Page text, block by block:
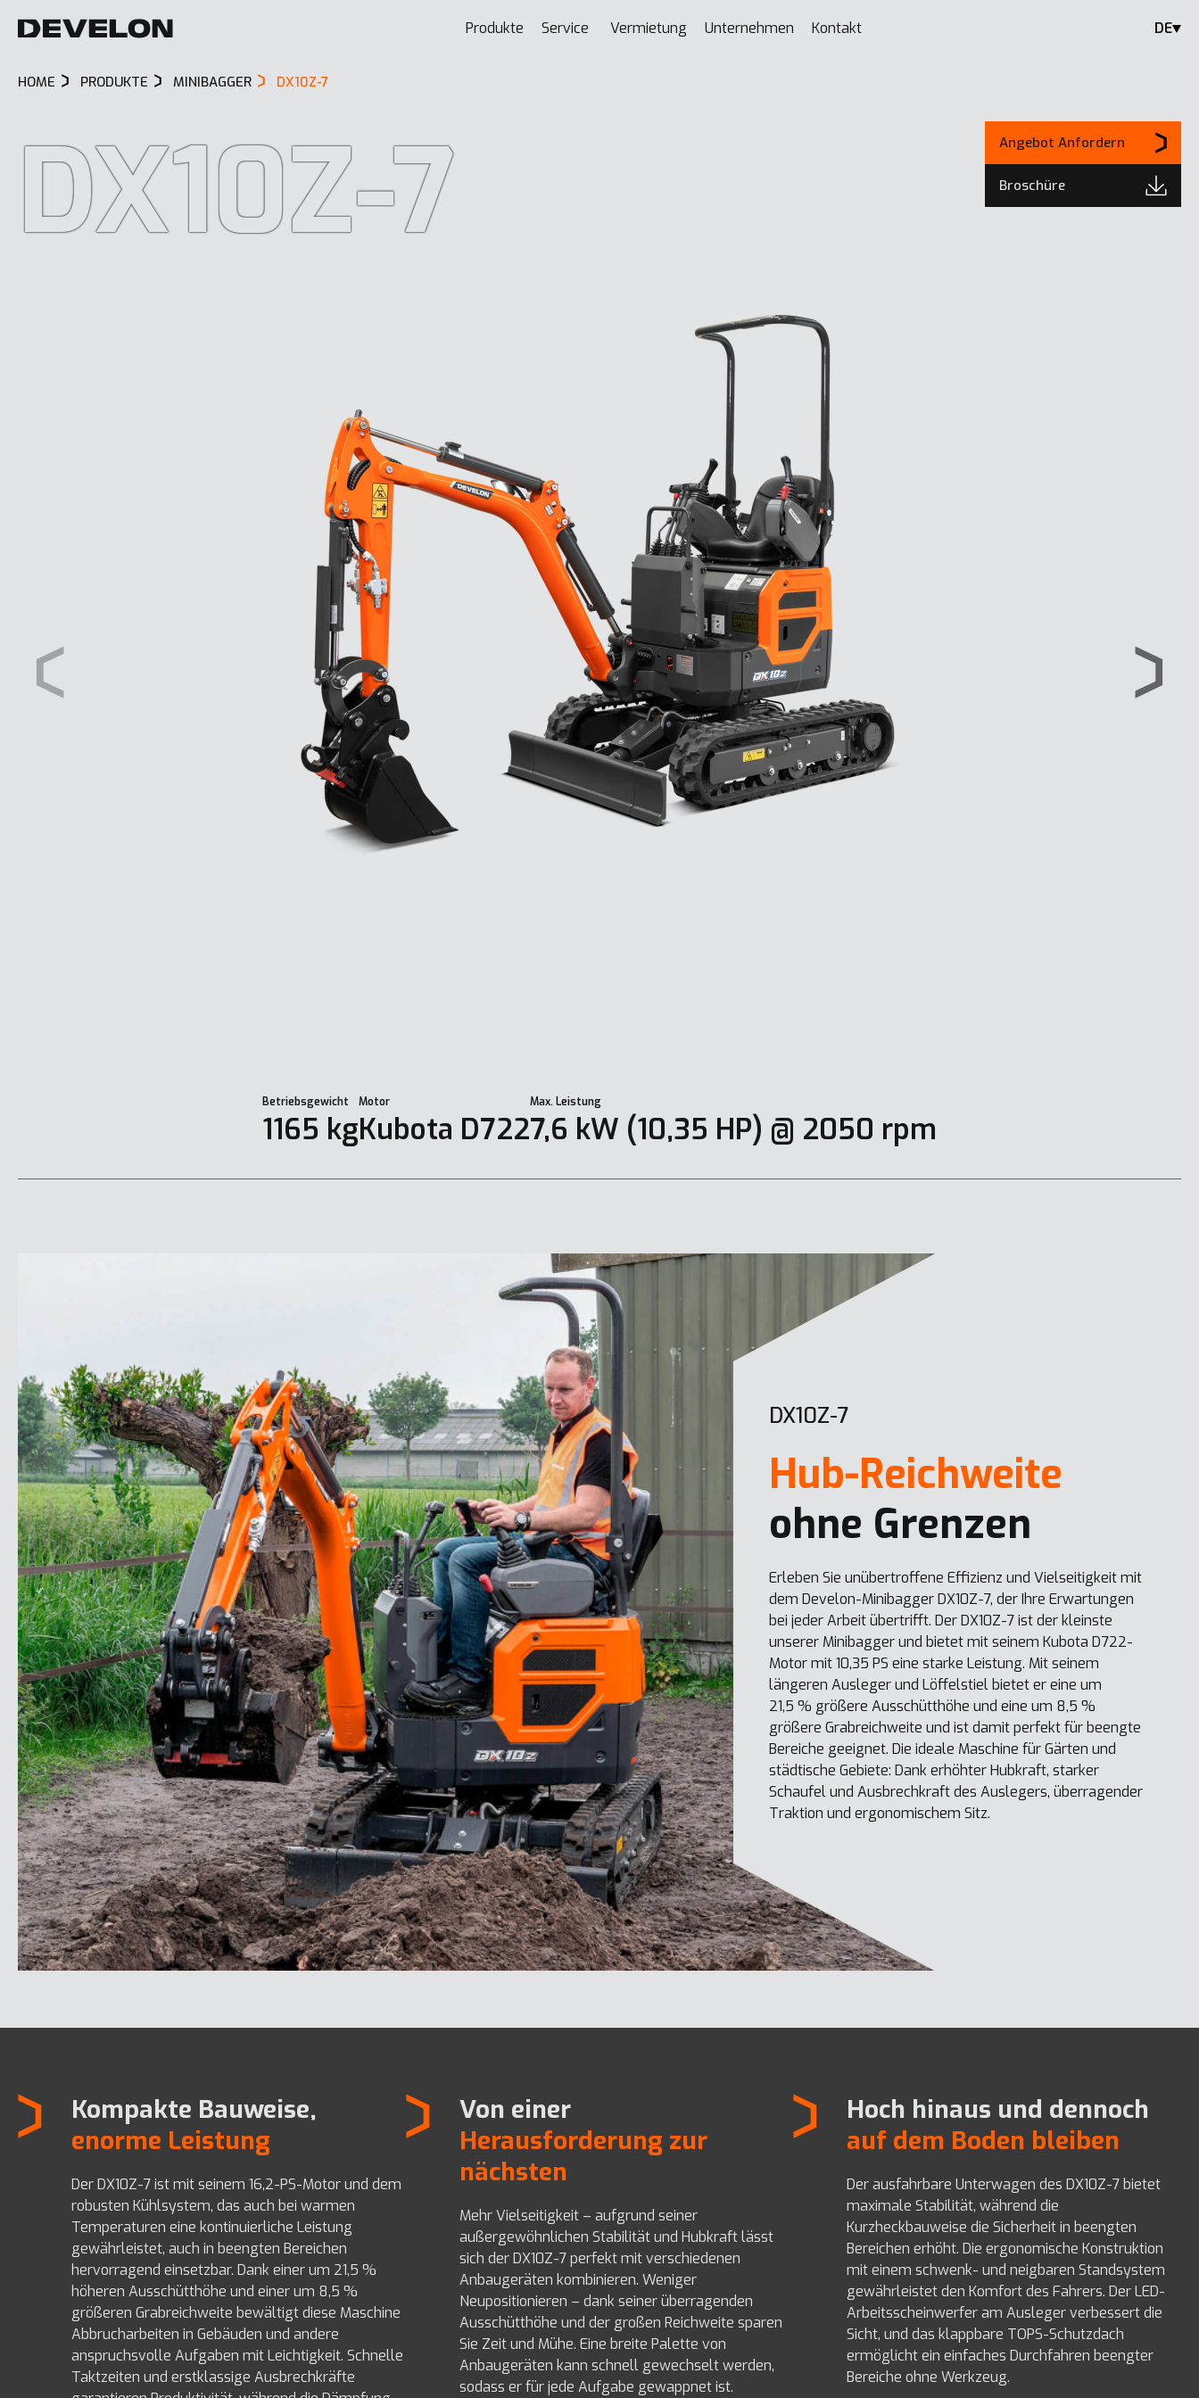
Produkte Service Vermietung Unternehmen Kontakt DE
HOME PRODUKTE MINIBAGGER DX10Z-7
DX10Z-7
Betriebsgewicht
1165 kg
Motor
Kubota D722
Max. Leistung
7,6 kW (10,35 HP) @ 2050 rpm
Angebot Anfordern
Broschüre
DX10Z-7
Hub-Reichweite
ohne Grenzen
Erleben Sie unübertroffene Effizienz und Vielseitigkeit mit
dem Develon-Minibagger DX10Z-7, der Ihre Erwartungen
bei jeder Arbeit übertrifft. Der DX10Z-7 ist der kleinste
unserer Minibagger und bietet mit seinem Kubota D722-
Motor mit 10,35 PS eine starke Leistung. Mit seinem
längeren Ausleger und Löffelstiel bietet er eine um
21,5 % größere Ausschütthöhe und eine um 8,5 %
größere Grabreichweite und ist damit perfekt für beengte
Bereiche geeignet. Die ideale Maschine für Gärten und
städtische Gebiete: Dank erhöhter Hubkraft, starker
Schaufel und Ausbrechkraft des Auslegers, überragender
Traktion und ergonomischem Sitz.
Kompakte Bauweise,
enorme Leistung
Der DX10Z-7 ist mit seinem 16,2-PS-Motor und dem
robusten Kühlsystem, das auch bei warmen
Temperaturen eine kontinuierliche Leistung
gewährleistet, auch in beengten Bereichen
hervorragend einsetzbar. Dank einer um 21,5 %
höheren Ausschütthöhe und einer um 8,5 %
größeren Grabreichweite bewältigt diese Maschine
Abbrucharbeiten in Gebäuden und andere
anspruchsvolle Aufgaben mit Leichtigkeit. Schnelle
Taktzeiten und erstklassige Ausbrechkräfte
Von einer
Herausforderung zur
nächsten
Mehr Vielseitigkeit – aufgrund seiner
außergewöhnlichen Stabilität und Hubkraft lässt
sich der DX10Z-7 perfekt mit verschiedenen
Anbaugeräten kombinieren. Weniger
Neupositionieren – dank seiner überragenden
Ausschütthöhe und der großen Reichweite sparen
Sie Zeit und Mühe. Eine breite Palette von
Anbaugeräten kann schnell gewechselt werden,
sodass er für jede Aufgabe gewappnet ist.
Hoch hinaus und dennoch
auf dem Boden bleiben
Der ausfahrbare Unterwagen des DX10Z-7 bietet
maximale Stabilität, während die
Kurzheckbauweise die Sicherheit in beengten
Bereichen erhöht. Die ergonomische Konstruktion
mit einem schwenk- und neigbaren Standsystem
gewährleistet den Komfort des Fahrers. Der LED-
Arbeitsscheinwerfer am Ausleger verbessert die
Sicht, und das klappbare TOPS-Schutzdach
ermöglicht ein einfaches Durchfahren beengter
Bereiche ohne Werkzeug.